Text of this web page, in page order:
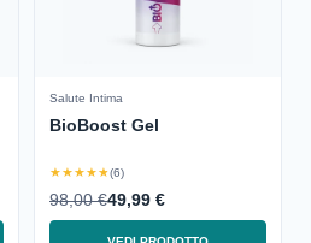
Salute Intima
BioBoost Gel
★★★★★(6)
98,00 €49,99 €